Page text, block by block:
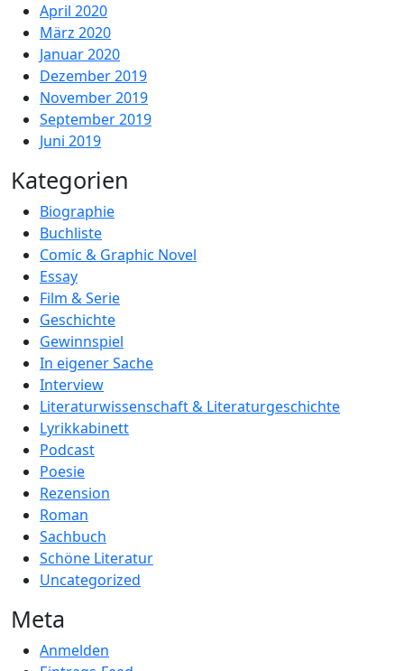
April 2020
März 2020
Januar 2020
Dezember 2019
November 2019
September 2019
Juni 2019
Kategorien
Biographie
Buchliste
Comic & Graphic Novel
Essay
Film & Serie
Geschichte
Gewinnspiel
In eigener Sache
Interview
Literaturwissenschaft & Literaturgeschichte
Lyrikkabinett
Podcast
Poesie
Rezension
Roman
Sachbuch
Schöne Literatur
Uncategorized
Meta
Anmelden